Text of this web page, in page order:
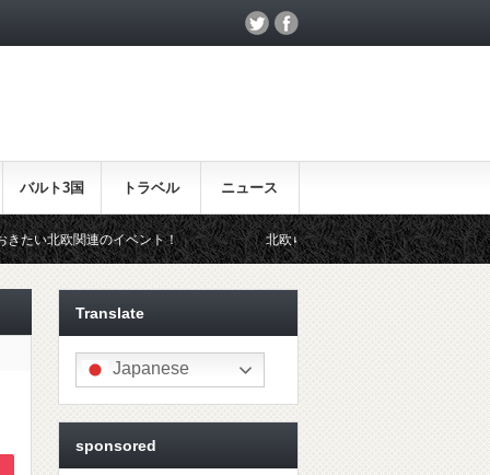
バルト3国 トラベル ニュース
ベント！ 北欧らしいギフトをお探しの方はこちら♪
Translate
Japanese
sponsored